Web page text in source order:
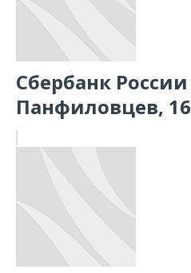
Сбербанк
Панфиловцев, 16